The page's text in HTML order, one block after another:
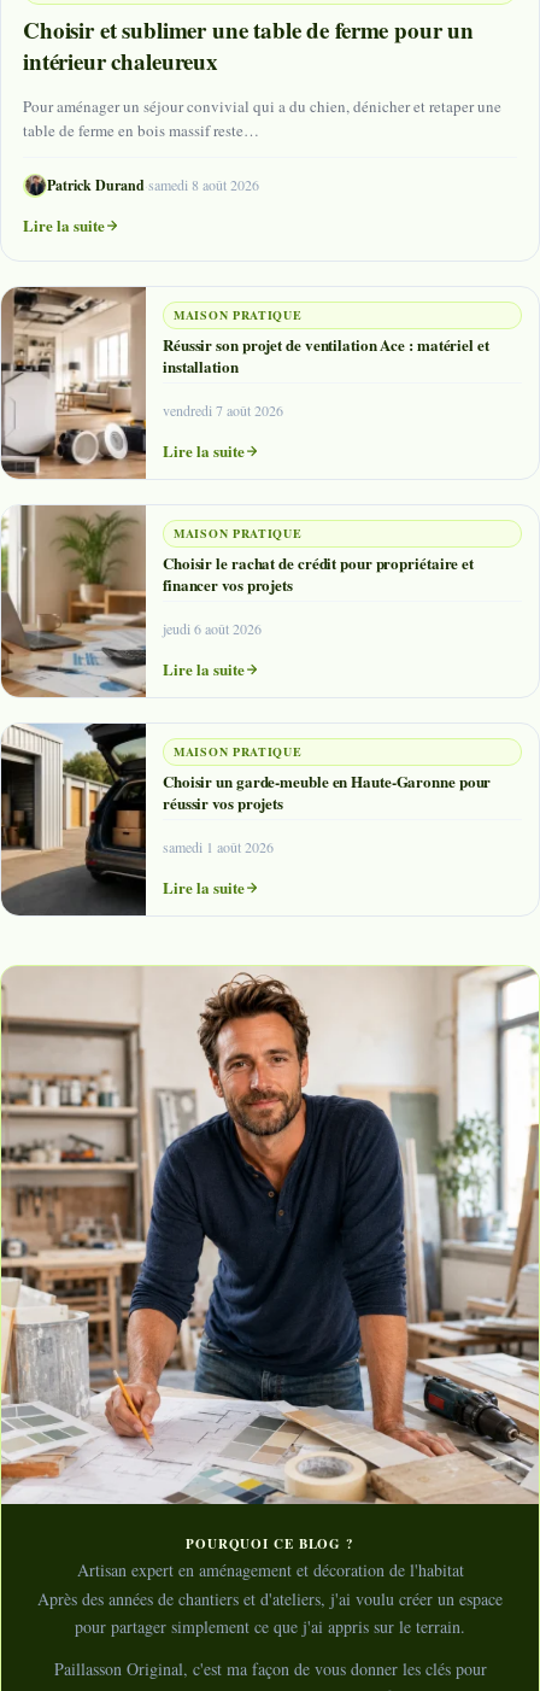
Choisir et sublimer une table de ferme pour un
intérieur chaleureux
Pour aménager un séjour convivial qui a du chien, dénicher et retaper une
table de ferme en bois massif reste…
Patrick Durand·samedi 8 août 2026
Lire la suite
MAISON PRATIQUE
Réussir son projet de ventilation Ace : matériel et
installation
vendredi 7 août 2026
Lire la suite
MAISON PRATIQUE
Choisir le rachat de crédit pour propriétaire et
financer vos projets
jeudi 6 août 2026
Lire la suite
MAISON PRATIQUE
Choisir un garde-meuble en Haute-Garonne pour
réussir vos projets
samedi 1 août 2026
Lire la suite
POURQUOI CE BLOG ?
Artisan expert en aménagement et décoration de l'habitat
Après des années de chantiers et d'ateliers, j'ai voulu créer un espace
pour partager simplement ce que j'ai appris sur le terrain.
Paillasson Original, c'est ma façon de vous donner les clés pour